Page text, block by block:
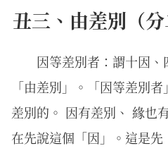
丑三、由差別（
因等差別者：謂十因
「由差別」。「因等差別
差別的。 因有差別、 緣也
在先說這個「因」。這是